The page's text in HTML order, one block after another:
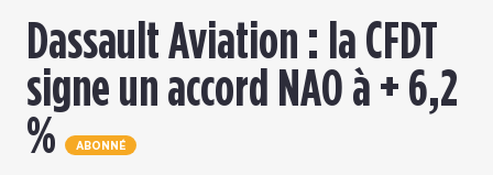
Dassault Aviation : la CFDT
signe un accord NAO à + 6,2
%
ABONNÉ